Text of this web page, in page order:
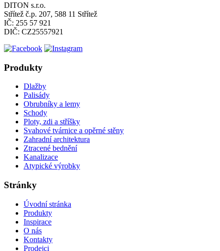
DITON s.r.o.
Střítež č.p. 207, 588 11 Střítež
IČ: 255 57 921
DIČ: CZ25557921
Produkty
Dlažby
Palisády
Obrubníky a lemy
Schody
Ploty, zdi a stříšky
Svahové tvárnice a opěrné stěny
Zahradní architektura
Ztracené bednění
Kanalizace
Atypické výrobky
Stránky
Úvodní stránka
Produkty
Inspirace
O nás
Kontakty
Prodejci